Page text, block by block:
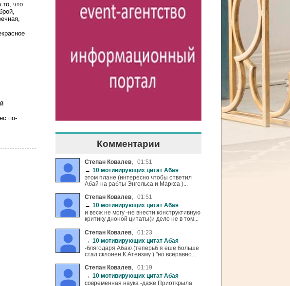
Комментарии
Степан Ковалев, 01:51
→ 10 мотивирующих цитат Абая
этом плане (интересно чтобы ответил
Абай на рабты Энгельса и Маркса )...
Степан Ковалев, 01:51
→ 10 мотивирующих цитат Абая
и весж не могу -не внести конструктивную
критику дноной цитаты(и дело не в том...
Степан Ковалев
01:23
→ 10 мотивирующих цитат Абая
-блягодаря Абаю (теперьб я еше больше
стал склонен К Атеизму ) "но всеравно...
Степан Ковалев, 01:19
→ 10 мотивирующих цитат Абая
современная наука -даже Приоткрыла
то, что
по-